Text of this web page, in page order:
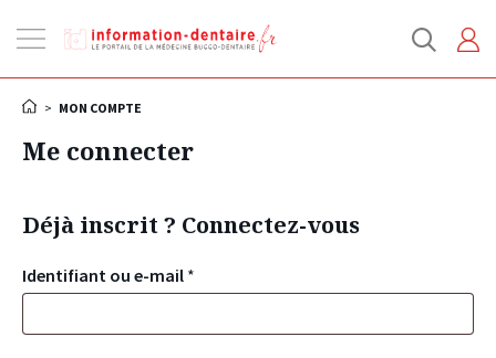
la
> MON COMPTE
Me connecter
Déjà inscrit ? Connectez-vous
Identifiant ou e-mail *